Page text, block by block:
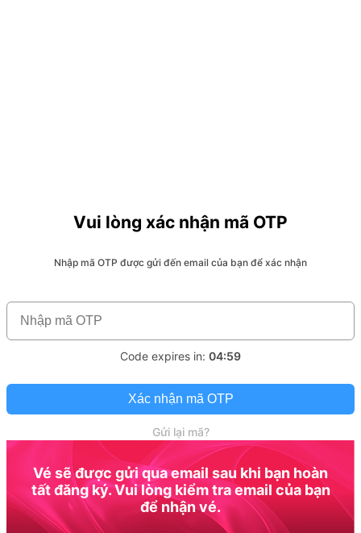
Vui lòng xác nhận mã OTP
Nhập mã OTP được gửi đến email của bạn để xác nhận
Code expires in: 04:59
Xác nhận mã OTP
Gửi lại mã?
Vé sẽ được gửi qua email sau khi bạn hoàn
tất đăng ký. Vui lòng kiểm tra email của bạn
để nhận vé.